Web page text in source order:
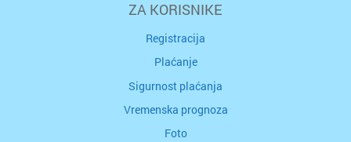
ZA KORISNIKE
Registracija
Plaćanje
Sigurnost plaćanja
Vremenska prognoza
Foto